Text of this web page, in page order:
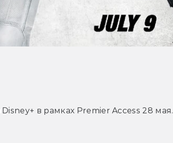
в рамках Premier Access 28 мая.